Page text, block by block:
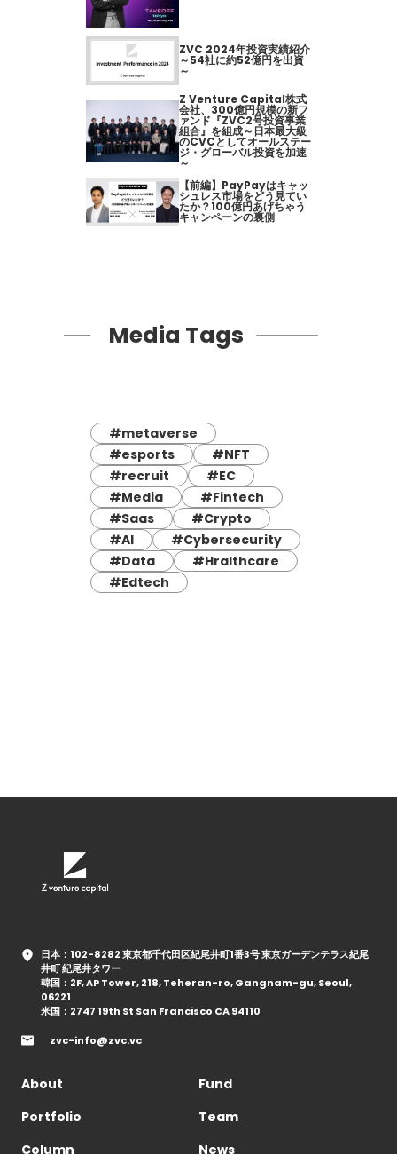
ZVC 2024年投資実績紹介
～54社に約52億円を出資
～
Z Venture Capital株式
会社、300億円規模の新フ
ァンド『ZVC2号投資事業
組合』を組成～日本最大級
のCVCとしてオールステー
ジ・グローバル投資を加速
～
【前編】PayPayはキャッ
シュレス市場をどう見てい
たか？100億円あげちゃう
キャンペーンの裏側
Media Tags
#metaverse
#esports
#NFT
#recruit
#EC
#Media
#Fintech
#Saas
#Crypto
#AI
#Cybersecurity
#Data
#Hralthcare
#Edtech
日本：102-8282 東京都千代田区紀尾井町1番3号 東京ガーデンテラス紀尾
井町 紀尾井タワー
韓国：2F, AP Tower, 218, Teheran-ro, Gangnam-gu, Seoul,
06221
米国：2747 19th St San Francisco CA 94110
zvc-info@zvc.vc
About
Fund
Portfolio
Team
Column
News